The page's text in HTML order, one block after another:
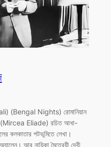
(Bengal Nights) রোমানিয়ান
(Mircea Eliade) রচিত আধা-
কলকাতার পটভূমিতে লেখা।
আর নায়িকা মৈত্রেয়ী দেবী